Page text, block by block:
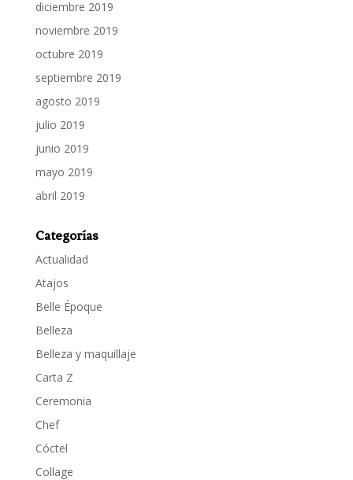
diciembre 2019
noviembre 2019
octubre 2019
septiembre 2019
agosto 2019
julio 2019
junio 2019
mayo 2019
abril 2019
Categorías
Actualidad
Atajos
Belle Époque
Belleza
Belleza y maquillaje
Carta Z
Ceremonia
Chef
Cóctel
Collage